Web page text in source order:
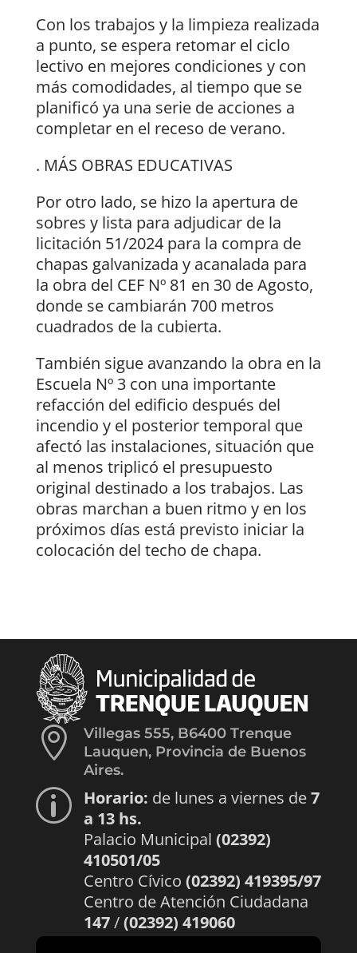
Con los trabajos y la limpieza realizada
a punto, se espera retomar el ciclo
lectivo en mejores condiciones y con
más comodidades, al tiempo que se
planificó ya una serie de acciones a
completar en el receso de verano.
. MÁS OBRAS EDUCATIVAS
Por otro lado, se hizo la apertura de
sobres y lista para adjudicar de la
licitación 51/2024 para la compra de
chapas galvanizada y acanalada para
la obra del CEF Nº 81 en 30 de Agosto,
donde se cambiarán 700 metros
cuadrados de la cubierta.
También sigue avanzando la obra en la
Escuela Nº 3 con una importante
refacción del edificio después del
incendio y el posterior temporal que
afectó las instalaciones, situación que
al menos triplicó el presupuesto
original destinado a los trabajos. Las
obras marchan a buen ritmo y en los
próximos días está previsto iniciar la
colocación del techo de chapa.

Villegas 555, B6400 Trenque
Lauquen, Provincia de Buenos
Aires.
p Horario: de lunes a viernes de7
a 13 hs.
Palacio Municipal (02392)
410501/05
Centro Cívico (02392) 419395/97
Centro de Atención Ciudadana
147/(02392) 419060